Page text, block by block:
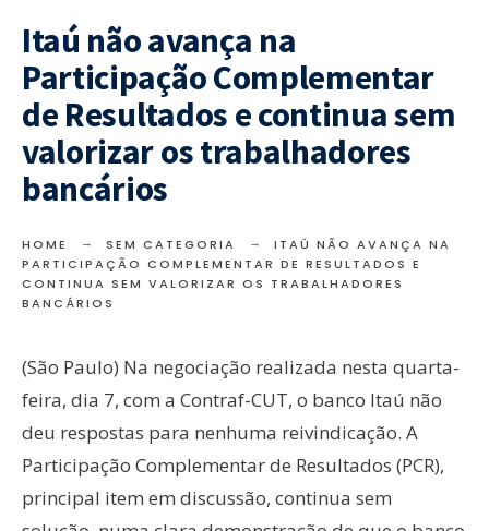
Itaú não avança na
Participação Complementar
de Resultados e continua sem
valorizar os trabalhadores
bancários
HOME SEM CATEGORIA
ITAÚ NÃO AVANÇA NA
PARTICIPAÇÃO COMPLEMENTAR DE RESULTADOS E
CONTINUA SEM VALORIZAR OS TRABALHADORES
BANCÁRIOS
(São Paulo) Na negociação realizada nesta quarta-
feira, dia 7, com a Contraf-CUT, o banco Itaú não
deu respostas para nenhuma reivindicação. A
Participação Complementar de Resultados (PCR),
principal item em discussão, continua sem